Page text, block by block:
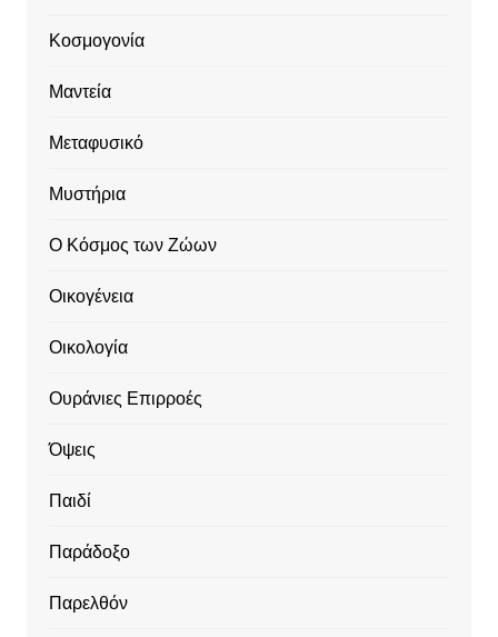
Κοσμογονία
Μαντεία
Μεταφυσικό
Μυστήρια
Ο Κόσμος των Ζώων
Οικογένεια
Οικολογία
Ουράνιες Επιρροές
Όψεις
Παιδί
Παράδοξο
Παρελθόν